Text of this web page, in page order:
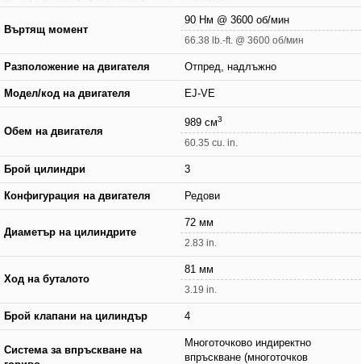
Въртящ момент
90 Нм @ 3600 об/мин
66.38 lb.-ft. @ 3600 об/мин
Разположение на двигателя Отпред, надлъжно
Модел/код на двигателя EJ-VE
Обем на двигателя
989 см3
60.35 cu. in.
Брой цилиндри 3
Конфигурация на двигателя Редови
Диаметър на цилиндрите
72 мм
2.83 in.
Ход на буталото
81 мм
3.19 in.
Брой клапани на цилиндър 4
Система за впръскване на
Многоточково индиректно
впръскване (многоточков